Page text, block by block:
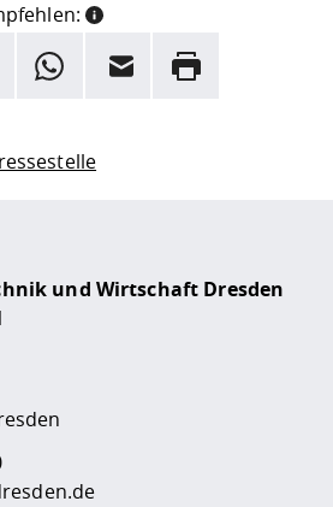
und ein Link zur
WhatsappE-Mail Drucken
und Wirtschaft Dresden